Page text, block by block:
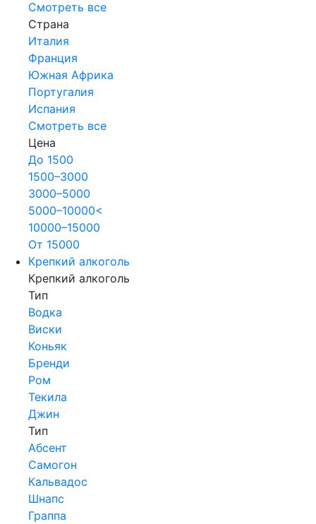
Смотреть все
Страна
Италия
Франция
Южная Африка
Португалия
Испания
Смотреть все
Цена
До 1500
1500–3000
3000–5000
5000–10000<
10000–15000
От 15000
Крепкий алкоголь
Крепкий алкоголь
Тип
Водка
Виски
Коньяк
Бренди
Ром
Текила
Джин
Тип
Абсент
Самогон
Кальвадос
Шнапс
Граппа